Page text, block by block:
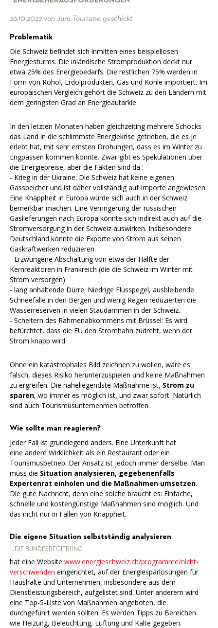
26.10.2022 von Jura Tourisme geschickt
Problematik
Die Schweiz befindet sich inmitten eines beispiellosen
Energiesturms. Die inländische Stromproduktion deckt nur
etwa 25% des Energiebedarfs. Die restlichen 75% werden in
Form von Rohöl, Erdölprodukten, Gas und Kohle importiert. Im
europäischen Vergleich gehört die Schweiz zu den Ländern mit
dem geringsten Grad an Energieautarkie.
In den letzten Monaten haben gleichzeiting mehrere Schocks
das Land in die schlimmste Energiekrise getrieben, die es je
erlebt hat, mit sehr ernsten Drohungen, dass es im Winter zu
Engpässen kommen könnte. Zwar gibt es Spekulationen über
die Energiepreise, aber die Fakten sind da :
- Krieg in der Ukraine: Die Schweiz hat keine eigenen
Gasspeicher und ist daher vollständig auf Importe angewiesen.
Eine Knappheit in Europa würde sich auch in der Schweiz
bemerkbar machen. Eine Verringerung der russischen
Gaslieferungen nach Europa könnte sich indirekt auch auf die
Stromversorgung in der Schweiz auswirken. Insbesondere
Deutschland könnte die Exporte von Strom aus seinen
Gaskraftwerken reduzieren.
- Erzwungene Abschaltung von etwa der Hälfte der
Kernreaktoren in Frankreich (die die Schweiz im Winter mit
Strom versorgen).
- lang anhaltende Dürre. Niedrige Flusspegel, ausbleibende
Schneefälle in den Bergen und wenig Regen reduzierten die
Wasserreserven in vielen Staudämmen in der Schweiz.
- Scheitern des Rahmenabkommens mit Brüssel: Es wird
befürchtet, dass die EU den Stromhahn zudreht, wenn der
Strom knapp wird.
Ohne ein katastrophales Bild zeichnen zu wollen, wäre es
falsch, dieses Risiko herunterzuspielen und keine Maßnahmen
zu ergreifen. Die naheliegendste Maßnahme ist, Strom zu
sparen, wo immer es möglich ist, und zwar sofort. Natürlich
sind auch Tourismusunternehmen betroffen.
Wie sollte man reagieren?
Jeder Fall ist grundlegend anders. Eine Unterkunft hat
eine andere Wirklichkeit als ein Restaurant oder ein
Tourismusbetrieb. Der Ansatz ist jedoch immer derselbe. Man
muss die Situation analysieren, gegebenenfalls
Expertenrat einholen und die Maßnahmen umsetzen.
Die gute Nachricht, denn eine solche braucht es: Einfache,
schnelle und kostengünstige Maßnahmen sind möglich. Und
das nicht nur in Fällen von Knappheit.
Die eigene Situation selbstständig analysieren
1. DIE BUNDESREGIERUNG
hat eine Website www.energieschweiz.ch/programme/nicht-
verschwenden eingerichtet, auf der Energiesparlösungen für
Haushalte und Unternehmen, insbesondere aus dem
Dienstleistungsbereich, aufgelistet sind. Unter anderem wird
eine Top-5-Liste von Maßnahmen angeboten, die
durchgeführt werden sollten. Es werden Tipps zu Bereichen
wie Heizung, Beleuchtung, Lüftung und Kälte gegeben.